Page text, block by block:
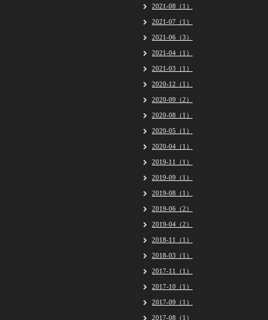
2021-08（1）
2021-07（1）
2021-06（3）
2021-04（1）
2021-03（1）
2020-12（1）
2020-09（2）
2020-08（1）
2020-05（1）
2020-04（1）
2019-11（1）
2019-09（1）
2019-08（1）
2019-06（2）
2019-04（2）
2018-11（1）
2018-03（1）
2017-11（1）
2017-10（1）
2017-09（1）
2017-08（1）